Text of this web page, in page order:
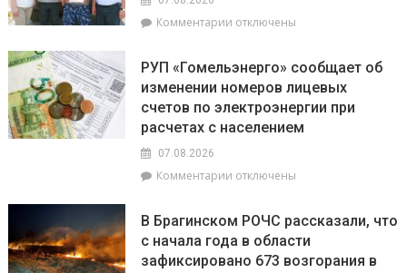
БелОМО.
Лукашенко
посещает
Вилейский
район
Комментарии к
и
три
тысячи!
В
чествуют
отключены
РУП «Гомельэнерго» сообщает об
изменении номеров лицевых
счетов по электроэнергии при
расчетах с населением
07.08.2026
Комментарии к
«Гомельэнерго»
сообщает
об
отключены
В Брагинском РОЧС рассказали, что
с начала года в области
зафиксировано 673 возгорания в